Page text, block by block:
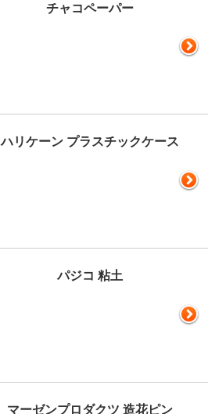
チャコペーパー
ハリケーン プラスチックケース
パジコ 粘土
マーゼンプロダクツ 造花ピン